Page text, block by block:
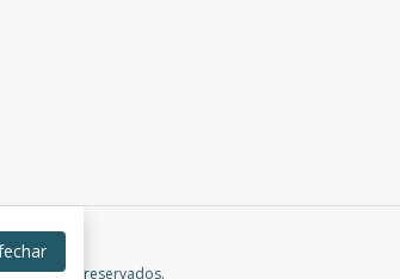
os direitos reservados.